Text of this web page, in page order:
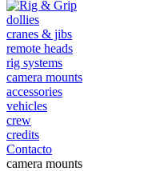
dollies
cranes & jibs
remote heads
rig systems
camera mounts
accessories
vehicles
crew
credits
Contacto
camera mounts